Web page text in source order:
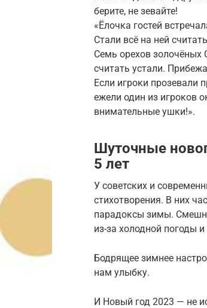
берите, не зевайте!
«Ёлочка гостей
Стали всё на ней
Семь орехов
считать устали.
Если игроки прозевали
ежели один из игроков
внимательные ушки!».
Шуточные
5 лет
У советских и
стихотворения. В них
парадоксы зимы.
из-за холодной погоды
Бодрящее зимнее
нам улыбку.
И Новый год 2023 — не